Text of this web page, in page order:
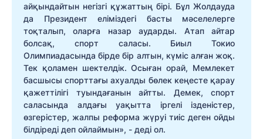
айқындайтын негізгі құжаттың бірі. Бұл Жолдауда
да Президент еліміздегі басты мәселелерге
тоқталып, оларға назар аударды. Атап айтар
болсақ, спорт саласы. Биыл Токио
Олимпиадасында бірде бір алтын, күміс алған жоқ.
Тек қоламен шектелдік. Осыған орай, Мемлекет
басшысы спорттағы ахуалды бөлек кеңесте қарау
қажеттілігі туындағанын айтты. Демек, спорт
саласында алдағы уақытта іргелі ізденістер,
өзгерістер, жалпы реформа жүруі тиіс деген ойды
білдіреді деп ойлаймын», - деді ол.